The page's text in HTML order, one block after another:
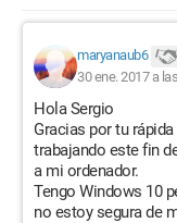
maryanaub6
30 ene. 2017 a
Hola Sergio
Gracias por tu
trabajando este fin
a mi ordenador.
Tengo Windows 10
no estoy segura de